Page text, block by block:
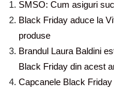
SMSO: Cum asiguri
Black Friday aduce la
produse
Brandul Laura Baldini
Black Friday din acest
Capcanele Black Friday